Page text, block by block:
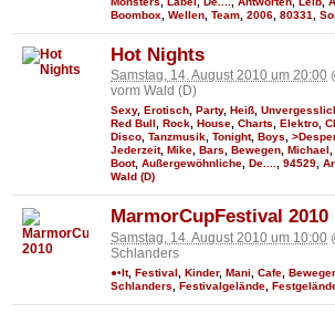
Boombox
Wellen Team 2006 80331
Hot Nights
Samstag, 14. August 2010 um 20:00
vorm Wald (D)
Sexy, Erotisch Party, Heiß
Red Bull
Rock House Charts Elektro
Disco Tanzmusik Tonight, Boys
Jederzeit, Mike Bars Bewegen Michael
Boot, Außergewöhnliche De.... 94529
Wald (D)
MarmorCupFestival 2010
Samstag, 14. August 2010 um 10:00
Schlanders
●•It, Festival Kinder, Mani Cafe
Schlanders
Festivalgelände